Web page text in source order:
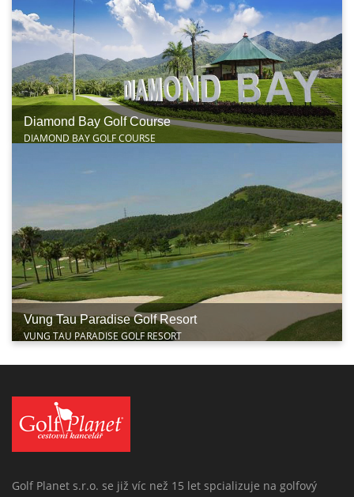
Diamond Bay Golf Course
DIAMOND BAY GOLF COURSE
Vung Tau Paradise Golf Resort
VUNG TAU PARADISE GOLF RESORT
Golf Planet s.r.o. se již víc než 15 let spcializuje na golfový